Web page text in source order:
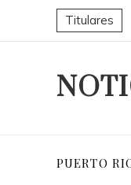
Titulares
PUERTO